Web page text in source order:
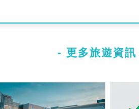
- 更多旅遊資訊